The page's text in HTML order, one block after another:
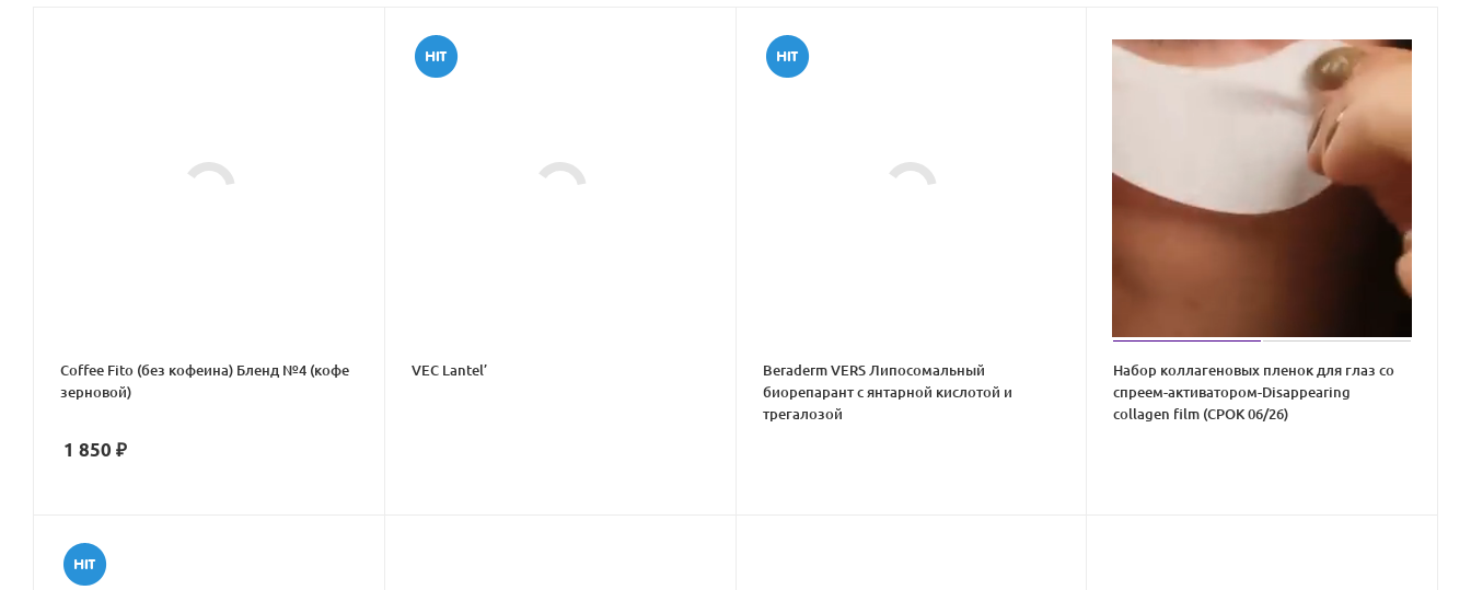
Coffee Fito (без кофеина) Бленд №4 (кофе
зерновой)
1 850 ₽
VEC Lantel’
Beraderm VERS Липосомальный
биорепарант с янтарной кислотой и
трегалозой
Набор коллагеновых пленок для глаз со
спреем-активатором-Disappearing
collagen film (СРОК 06/26)